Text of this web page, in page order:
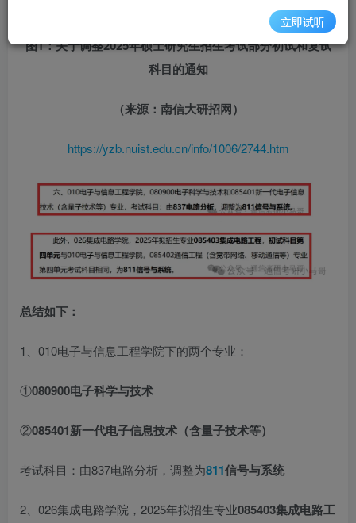
图1：关于调整2025年硕士研究生招生考试部分初试和复试
科目的通知
（来源：南信大研招网）
https://yzb.nuist.edu.cn/info/1006/2744.htm
总结如下：
1、010电子与信息工程学院下的两个专业：
①080900电子科学与技术
②085401新一代电子信息技术（含量子技术等）
考试科目：由837电路分析，调整为811信号与系统
2、026集成电路学院，2025年拟招生专业085403集成电路工
立即试听